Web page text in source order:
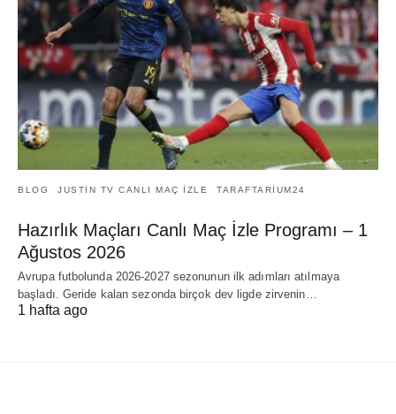
BLOG JUSTIN TV CANLI MAÇ İZLE TARAFTARIUM24
Hazırlık Maçları Canlı Maç İzle Programı – 1
Ağustos 2026
Avrupa futbolunda 2026-2027 sezonunun ilk adımları atılmaya
başladı. Geride kalan sezonda birçok dev ligde zirvenin…
1 hafta ago